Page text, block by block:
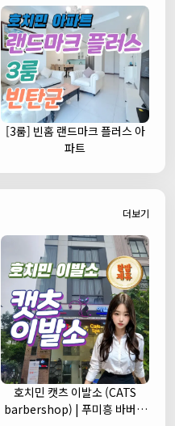
[3룸] 빈홈 랜드마크 플러스 아
파트
더보기
호치민 캣츠 이발소 (CATS
barbershop) | 푸미흥 바버샵